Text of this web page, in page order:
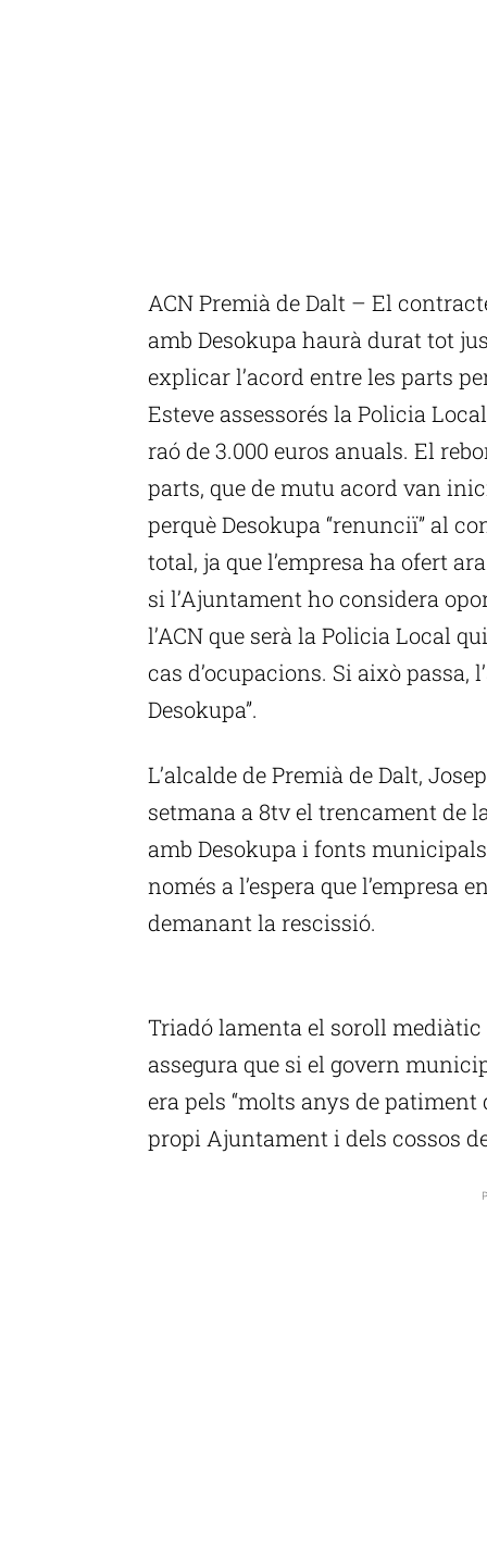
ACN Premià de Dalt – El
amb Desokupa haurà durat tot
explicar l’acord entre les parts
Esteve assessorés la Policia
raó de 3.000 euros anuals. El
parts, que de mutu acord van
perquè Desokupa “renunciï” al
total, ja que l’empresa ha ofert
si l’Ajuntament ho considera
l’ACN que serà la Policia Local
cas d’ocupacions. Si això passa,
Desokupa”.
L’alcalde de Premià de Dalt,
setmana a 8tv el trencament de
amb Desokupa i fonts
només a l’espera que l’empresa
demanant la rescissió.
Triadó lamenta el soroll
assegura que si el govern
era pels “molts anys de patiment
propi Ajuntament i dels cossos